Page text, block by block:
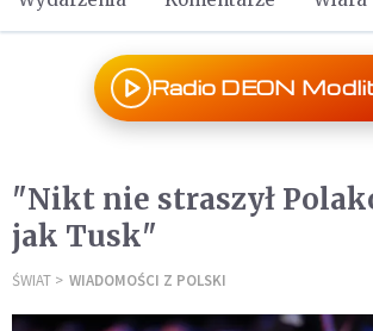
Radio DEON
"Nikt nie straszył
jak Tusk"
ŚWIAT WIADOMOŚCI Z POLSKI